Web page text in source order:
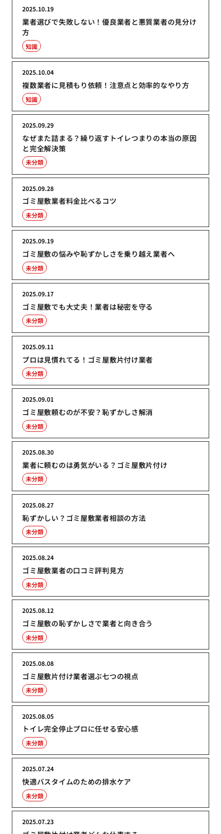
業者選びで失敗しない！優良業者と悪質業者の見分け
方
2025.10.19
知識
複数業者に見積もり依頼！注意点と効率的なやり方
2025.10.04
知識
なぜまた詰まる？繰り返すトイレつまりの本当の原因
と完全解決策
2025.09.29
未分類
ゴミ屋敷業者料金比べるコツ
2025.09.28
未分類
ゴミ屋敷の悩みや恥ずかしさを乗り越え業者へ
2025.09.19
未分類
ゴミ屋敷でも大丈夫！業者は秘密を守る
2025.09.17
未分類
プロは見慣れてる！ゴミ屋敷片付け業者
2025.09.11
未分類
ゴミ屋敷頼むのが不安？恥ずかしさ解消
2025.09.01
未分類
業者に頼むのは勇気がいる？ゴミ屋敷片付け
2025.08.30
未分類
恥ずかしい？ゴミ屋敷業者相談の方法
2025.08.27
未分類
ゴミ屋敷業者の口コミ評判見方
2025.08.24
未分類
ゴミ屋敷の恥ずかしさで業者と向き合う
2025.08.12
未分類
ゴミ屋敷片付け業者選ぶ七つの視点
2025.08.08
未分類
トイレ完全停止プロに任せる安心感
2025.08.05
未分類
快適バスタイムのための排水ケア
2025.07.24
未分類
2025.07.23